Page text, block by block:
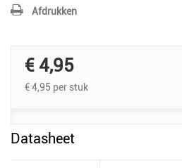
Afdrukken
€ 4,95
€ 4,95 per stuk
Datasheet